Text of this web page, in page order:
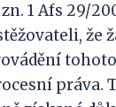
zn. 1 Afs 29/
že
práva.